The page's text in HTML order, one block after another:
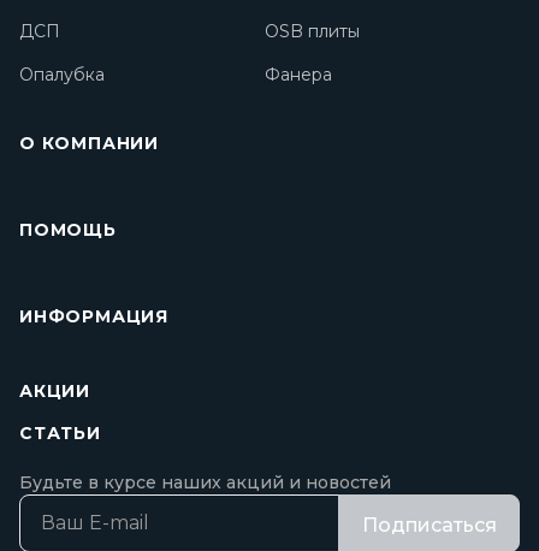
ДСП
OSB плиты
Опалубка
Фанера
О КОМПАНИИ
ПОМОЩЬ
ИНФОРМАЦИЯ
АКЦИИ
СТАТЬИ
Будьте в курсе наших акций и новостей
Подписаться